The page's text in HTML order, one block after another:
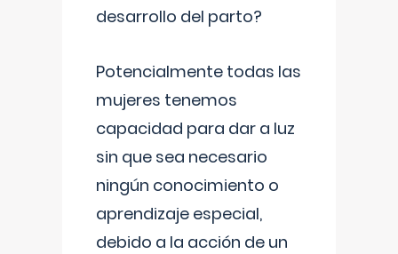
desarrollo del parto?
Potencialmente todas las
mujeres tenemos
capacidad para dar a luz
sin que sea necesario
ningún conocimiento o
aprendizaje especial,
debido a la acción de un